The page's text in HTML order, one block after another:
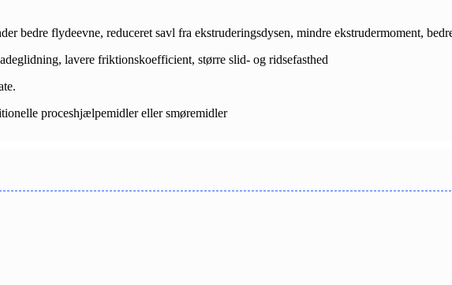
bedre flydeevne, reduceret savl fra ekstruderingsdysen, mindre ekstrudermoment,
lavere friktionskoefficient, større slid- og ridsefasthed
proceshjælpemidler eller smøremidler